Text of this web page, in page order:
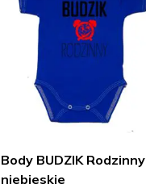
Body BUDZIK Rodzinny
niebieskie